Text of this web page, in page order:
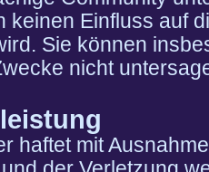
keinen Einfluss auf
Sie können
nicht
haftet mit